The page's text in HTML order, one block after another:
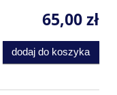
65,00 zł
dodaj do koszyka